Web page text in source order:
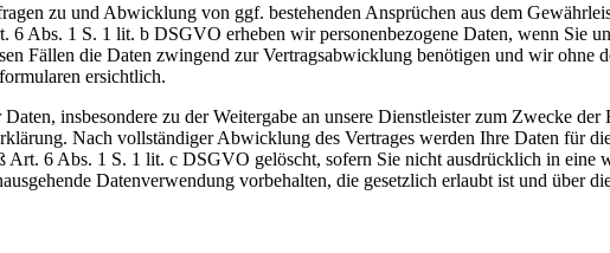
zu und Abwicklung von ggf. bestehenden Ansprüchen aus dem
6 Abs. 1 S. 1 lit. b DSGVO erheben wir personenbezogene Daten, wenn Sie
Fällen die Daten zwingend zur Vertragsabwicklung benötigen und wir ohne
ersichtlich.
insbesondere zu der Weitergabe an unsere Dienstleister zum Zwecke
Nach vollständiger Abwicklung des Vertrages werden Ihre Daten für
Art. 6 Abs. 1 S. 1 lit. c DSGVO gelöscht, sofern Sie nicht ausdrücklich in
Datenverwendung vorbehalten, die gesetzlich erlaubt ist und über